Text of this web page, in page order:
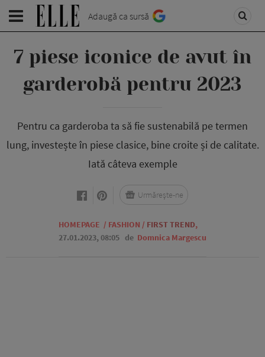
Adaugă ca sursă
7 piese iconice de avut în
garderobă pentru 2023
Pentru ca garderoba ta să fie sustenabilă pe termen
lung, investește în piese clasice, bine croite și de calitate.
Iată câteva exemple
HOMEPAGE / FASHION / FIRST TREND,
27.01.2023, 08:05 de Domnica Margescu
Urmărește-ne